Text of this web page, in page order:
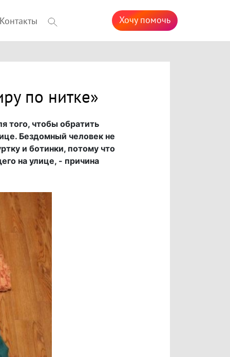
Хочу помочь
по нитке»
того, чтобы обратить
Бездомный человек не
и ботинки, потому что
на улице, - причина